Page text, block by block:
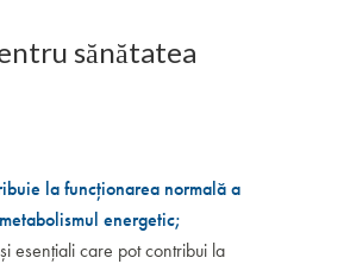
sănătatea
la funcționarea normală a
energetic;
esențiali care pot contribui la